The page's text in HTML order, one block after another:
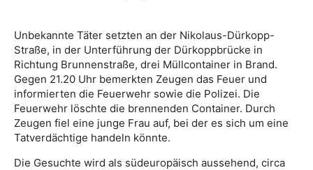
Unbekannte Täter setzten an der Nikolaus-Dürkopp-
Straße, in der Unterführung der Dürkoppbrücke in
Richtung Brunnenstraße, drei Müllcontainer in Brand.
Gegen 21.20 Uhr bemerkten Zeugen das Feuer und
informierten die Feuerwehr sowie die Polizei. Die
Feuerwehr löschte die brennenden Container. Durch
Zeugen fiel eine junge Frau auf, bei der es sich um eine
Tatverdächtige handeln könnte.
Die Gesuchte wird als südeuropäisch aussehend, circa